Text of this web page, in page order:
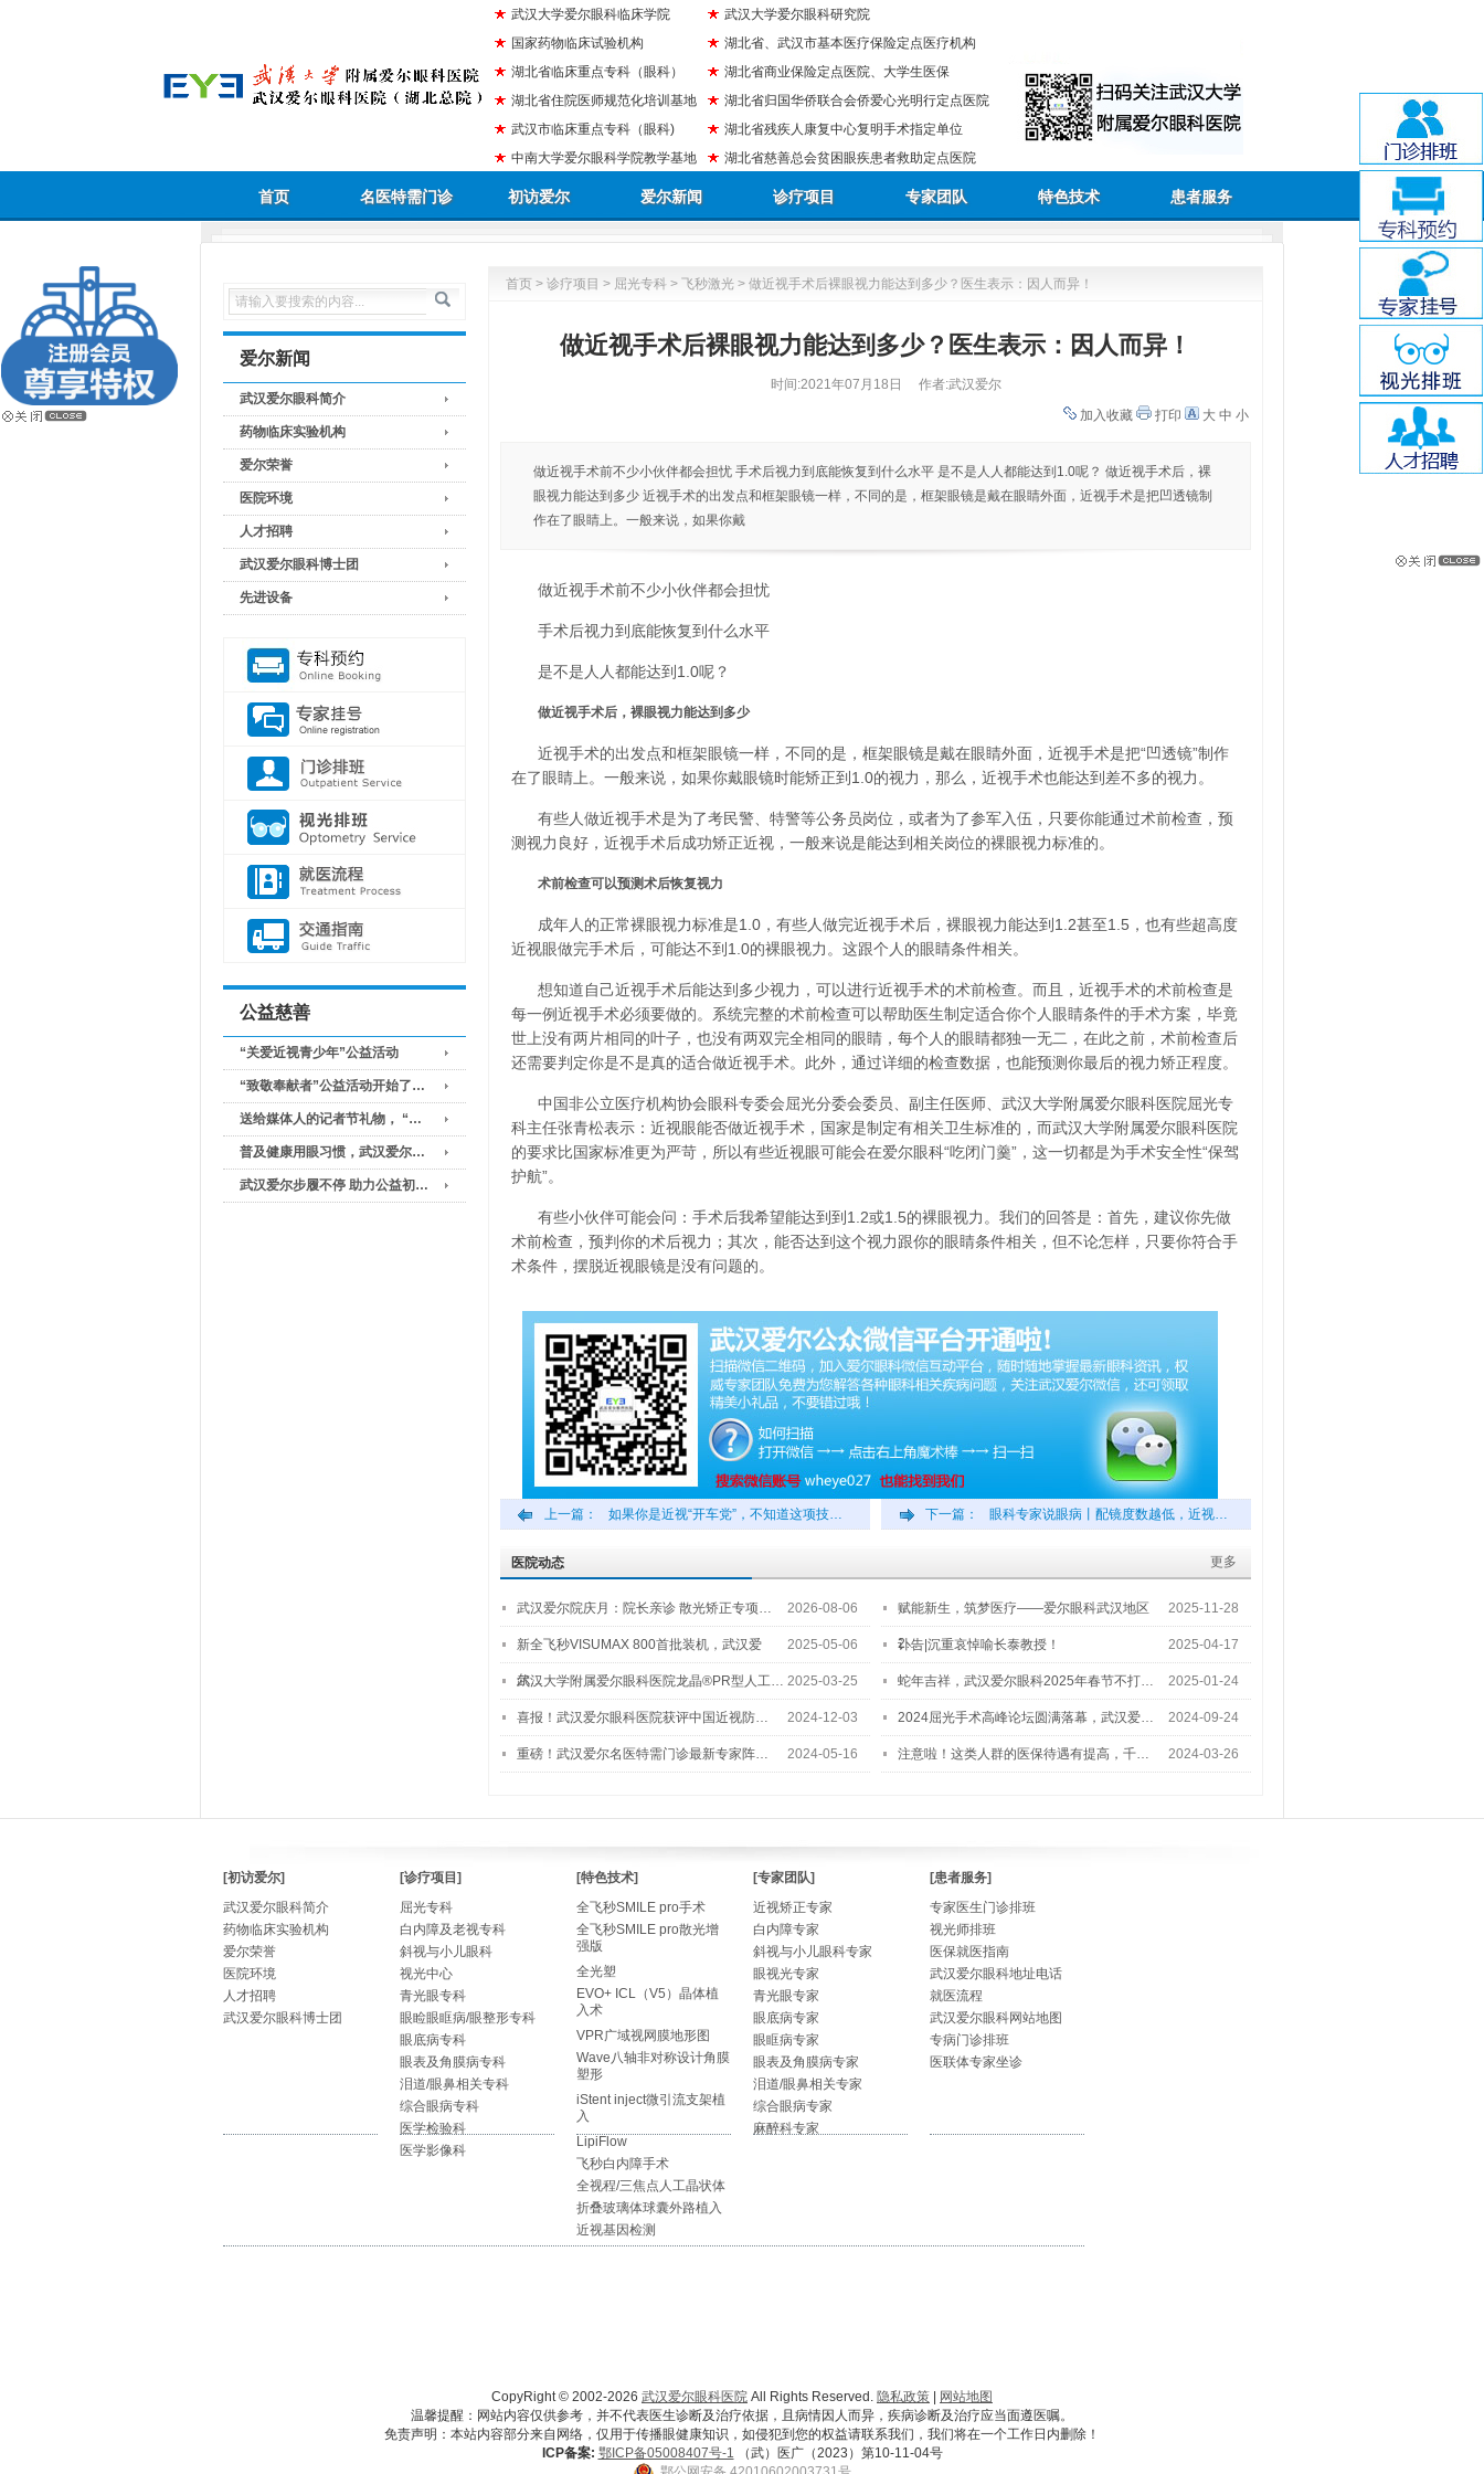
武汉大学爱尔眼科临床学院
国家药物临床试验机构
湖北省临床重点专科（眼科）
湖北省住院医师规范化培训基地
武汉市临床重点专科（眼科)
中南大学爱尔眼科学院教学基地
武汉大学爱尔眼科研究院
湖北省、武汉市基本医疗保险定点医疗机构
湖北省商业保险定点医院、大学生医保
湖北省归国华侨联合会侨爱心光明行定点医院
湖北省残疾人康复中心复明手术指定单位
湖北省慈善总会贫困眼疾患者救助定点医院
首页 名医特需门诊 初访爱尔 爱尔新闻 诊疗项目 专家团队 特色技术 患者服务
爱尔新闻
武汉爱尔眼科简介
药物临床实验机构
爱尔荣誉
医院环境
人才招聘
武汉爱尔眼科博士团
先进设备
公益慈善
“关爱近视青少年”公益活动
“致敬奉献者”公益活动开始了…
送给媒体人的记者节礼物， “…
普及健康用眼习惯，武汉爱尔…
武汉爱尔步履不停 助力公益初…
首页 > 诊疗项目 > 屈光专科 > 飞秒激光 > 做近视手术后裸眼视力能达到多少？医生表示：因人而异！
做近视手术后裸眼视力能达到多少？医生表示：因人而异！
时间:2021年07月18日
作者:武汉爱尔
加入收藏
打印 大 中 小
做近视手术前不少小伙伴都会担忧 手术后视力到底能恢复到什么水平 是不是人人都能达到1.0呢？ 做近视手术后，裸
眼视力能达到多少 近视手术的出发点和框架眼镜一样，不同的是，框架眼镜是戴在眼睛外面，近视手术是把凹透镜制
作在了眼睛上。一般来说，如果你戴
做近视手术前不少小伙伴都会担忧
手术后视力到底能恢复到什么水平
是不是人人都能达到1.0呢？
做近视手术后，裸眼视力能达到多少
近视手术的出发点和框架眼镜一样，不同的是，框架眼镜是戴在眼睛外面，近视手术是把“凹透镜”制作
在了眼睛上。一般来说，如果你戴眼镜时能矫正到1.0的视力，那么，近视手术也能达到差不多的视力。
有些人做近视手术是为了考民警、特警等公务员岗位，或者为了参军入伍，只要你能通过术前检查，预
测视力良好，近视手术后成功矫正近视，一般来说是能达到相关岗位的裸眼视力标准的。
术前检查可以预测术后恢复视力
成年人的正常裸眼视力标准是1.0，有些人做完近视手术后，裸眼视力能达到1.2甚至1.5，也有些超高度
近视眼做完手术后，可能达不到1.0的裸眼视力。这跟个人的眼睛条件相关。
想知道自己近视手术后能达到多少视力，可以进行近视手术的术前检查。而且，近视手术的术前检查是
每一例近视手术必须要做的。系统完整的术前检查可以帮助医生制定适合你个人眼睛条件的手术方案，毕竟
世上没有两片相同的叶子，也没有两双完全相同的眼睛，每个人的眼睛都独一无二，在此之前，术前检查后
还需要判定你是不是真的适合做近视手术。此外，通过详细的检查数据，也能预测你最后的视力矫正程度。
中国非公立医疗机构协会眼科专委会屈光分委会委员、副主任医师、武汉大学附属爱尔眼科医院屈光专
科主任张青松表示：近视眼能否做近视手术，国家是制定有相关卫生标准的，而武汉大学附属爱尔眼科医院
的要求比国家标准更为严苛，所以有些近视眼可能会在爱尔眼科“吃闭门羹”，这一切都是为手术安全性“保驾
护航”。
有些小伙伴可能会问：手术后我希望能达到到1.2或1.5的裸眼视力。我们的回答是：首先，建议你先做
术前检查，预判你的术后视力；其次，能否达到这个视力跟你的眼睛条件相关，但不论怎样，只要你符合手
术条件，摆脱近视眼镜是没有问题的。
上一篇： 如果你是近视“开车党”，不知道这项技… 下一篇： 眼科专家说眼病丨配镜度数越低，近视…
更多
医院动态
武汉爱尔院庆月：院长亲诊 散光矫正专项… 2026-08-06 赋能新生，筑梦医疗——爱尔眼科武汉地区
2…
2025-11-28
新全飞秒VISUMAX 800首批装机，武汉爱
尔…
2025-05-06 讣告|沉重哀悼喻长泰教授！ 2025-04-17
武汉大学附属爱尔眼科医院龙晶®PR型人工… 2025-03-25 蛇年吉祥，武汉爱尔眼科2025年春节不打… 2025-01-24
喜报！武汉爱尔眼科医院获评中国近视防… 2024-12-03 2024屈光手术高峰论坛圆满落幕，武汉爱… 2024-09-24
重磅！武汉爱尔名医特需门诊最新专家阵… 2024-05-16 注意啦！这类人群的医保待遇有提高，千… 2024-03-26
[初访爱尔]
武汉爱尔眼科简介
药物临床实验机构
爱尔荣誉
医院环境
人才招聘
武汉爱尔眼科博士团
[诊疗项目]
屈光专科
白内障及老视专科
斜视与小儿眼科
视光中心
青光眼专科
眼睑眼眶病/眼整形专科
眼底病专科
眼表及角膜病专科
泪道/眼鼻相关专科
综合眼病专科
医学检验科
医学影像科
[特色技术]
全飞秒SMILE pro手术
全飞秒SMILE pro散光增
强版
全光塑
EVO+ ICL（V5）晶体植
入术
VPR广域视网膜地形图
Wave八轴非对称设计角膜
塑形
iStent inject微引流支架植
入
LipiFlow
飞秒白内障手术
全视程/三焦点人工晶状体
折叠玻璃体球囊外路植入
近视基因检测
[专家团队]
近视矫正专家
白内障专家
斜视与小儿眼科专家
眼视光专家
青光眼专家
眼底病专家
眼眶病专家
眼表及角膜病专家
泪道/眼鼻相关专家
综合眼病专家
麻醉科专家
[患者服务]
专家医生门诊排班
视光师排班
医保就医指南
武汉爱尔眼科地址电话
就医流程
武汉爱尔眼科网站地图
专病门诊排班
医联体专家坐诊
CopyRight © 2002-2026 武汉爱尔眼科医院 All Rights Reserved. 隐私政策
网站地图
温馨提醒：网站内容仅供参考，并不代表医生诊断及治疗依据，且病情因人而异，疾病诊断及治疗应当面遵医嘱。
免责声明：本站内容部分来自网络，仅用于传播眼健康知识，如侵犯到您的权益请联系我们，我们将在一个工作日内删除！
ICP备案: 鄂ICP备05008407号-1 （武）医广（2023）第10-11-04号